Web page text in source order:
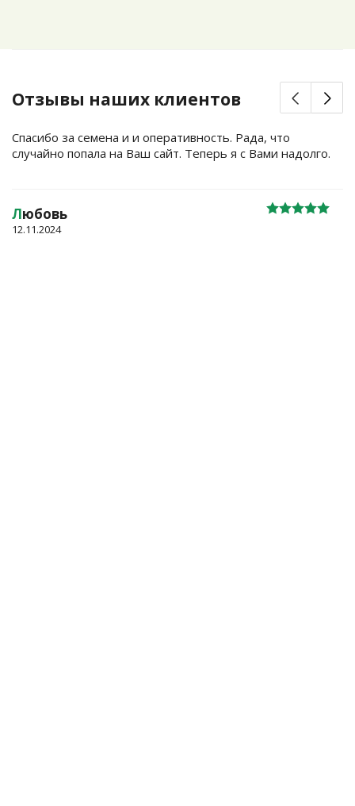
Отзывы наших клиентов
Спасибо за семена и и оперативность. Рада, что
случайно попала на Ваш сайт. Теперь я с Вами надолго.
Любовь
12.11.2024